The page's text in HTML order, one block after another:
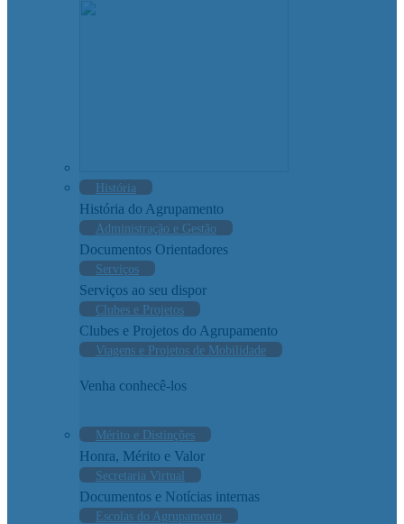
História
História do Agrupamento
Administração e Gestão
Documentos Orientadores
Serviços
Serviços ao seu dispor
Clubes e Projetos
Clubes e Projetos do Agrupamento
Viagens e Projetos de Mobilidade
Venha conhecê-los
Mérito e Distinções
Honra, Mérito e Valor
Secretaria Virtual
Documentos e Notícias internas
Escolas do Agrupamento